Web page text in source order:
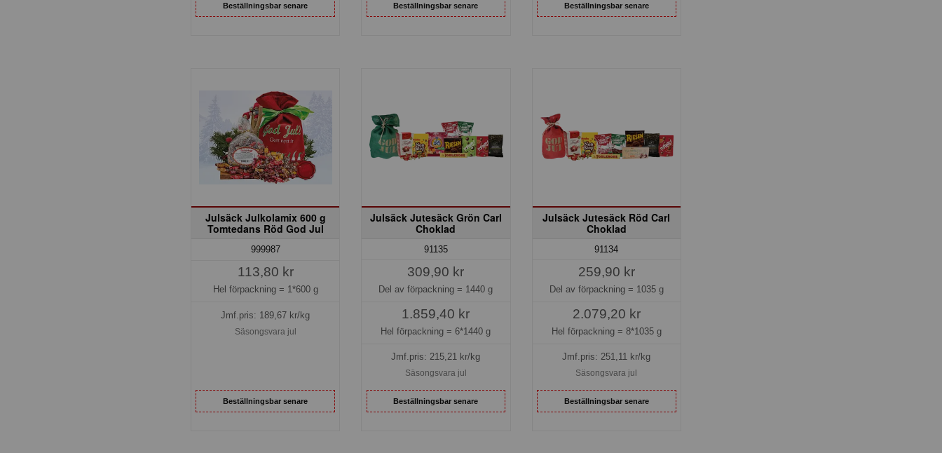
Beställningsbar senare Beställningsbar senare Beställningsbar senare
Julsäck Julkolamix 600 g
Tomtedans Röd God Jul
999987
113,80 kr
Hel förpackning = 1*600 g
Jmf.pris: 189,67 kr/kg
Säsongsvara jul
Beställningsbar senare
Julsäck Jutesäck Grön Carl
Choklad
91135
309,90 kr
Del av förpackning = 1440 g
1.859,40 kr
Hel förpackning =6*1440 g
Jmf.pris:215,21 kr/kg
Säsongsvara jul
Beställningsbar senare
Julsäck Jutesäck Röd Carl
Choklad
91134
259,90 kr
Del av förpackning = 1035 g
2.079,20 kr
Hel förpackning = 8*1035 g
Jmf.pris:251,11 kr/kg
Säsongsvara jul
Beställningsbar senare